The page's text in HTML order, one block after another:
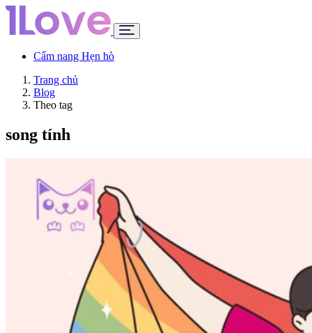
Cẩm nang Hẹn hò
Trang chủ
Blog
Theo tag
song tính